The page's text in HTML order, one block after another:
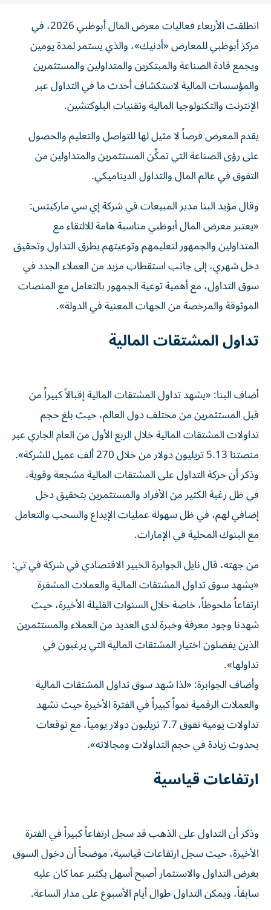
انطلقت الأربعاء فعاليات معرض المال أبوظبي 2026، في
مركز أبوظبي للمعارض «أدنيك»، والذي يستمر لمدة يومين
ويجمع قادة الصناعة والمبتكرين والمتداولين والمستثمرين
والمؤسسات المالية لاستكشاف أحدث ما في التداول عبر
الإنترنت والتكنولوجيا المالية وتقنيات البلوكتشين.
يقدم المعرض فرصاً لا مثيل لها للتواصل والتعليم والحصول
على رؤى الصناعة التي تمكِّن المستثمرين والمتداولين من
التفوق في عالم المال والتداول الديناميكي.
وقال مؤيد البنا مدير المبيعات في شركة إي سي ماركيتس:
«يعتبر معرض المال أبوظبي مناسبة هامة للالتقاء مع
المتداولين والجمهور لتعليمهم وتوعيتهم بطرق التداول وتحقيق
دخل شهري، إلى جانب استقطاب مزيد من العملاء الجدد في
سوق التداول، مع أهمية توعية الجمهور بالتعامل مع المنصات
الموثوقة والمرخصة من الجهات المعنية في الدولة».
تداول المشتقات المالية
أضاف البنا: «يشهد تداول المشتقات المالية إقبالاً كبيراً من
قبل المستثمرين من مختلف دول العالم، حيث بلغ حجم
تداولات المشتقات المالية خلال الربع الأول من العام الجاري عبر
منصتنا 5.13 تريليون دولار من خلال 270 ألف عميل للشركة».
وذكر أن حركة التداول على المشتقات المالية مشجعة وقوية،
في ظل رغبة الكثير من الأفراد والمستثمرين بتحقيق دخل
إضافي لهم، في ظل سهولة عمليات الإيداع والسحب والتعامل
مع البنوك المحلية في الإمارات.
من جهته، قال نايل الجوابرة الخبير الاقتصادي في شركة في تي:
«يشهد سوق تداول المشتقات المالية والعملات المشفرة
ارتفاعاً ملحوظاً، خاصة خلال السنوات القليلة الأخيرة، حيث
شهدنا وجود معرفة وخبرة لدى العديد من العملاء والمستثمرين
الذين يفضلون اختيار المشتقات المالية التي يرغبون في
تداولها».
وأضاف الجوابرة: «لذا شهد سوق تداول المشتقات المالية
والعملات الرقمية نمواً كبيراً في الفترة الأخيرة حيث نشهد
تداولات يومية تفوق 7.7 تريليون دولار يومياً، مع توقعات
بحدوث زيادة في حجم التداولات ومجالاته».
ارتفاعات قياسية
وذكر أن التداول على الذهب قد سجل ارتفاعاً كبيراً في الفترة
الأخيرة، حيث سجل ارتفاعات قياسية، موضحاً أن دخول السوق
بغرض التداول والاستثمار أصبح أسهل بكثير عما كان عليه
سابقاً، ويمكن التداول طوال أيام الأسبوع على مدار الساعة.